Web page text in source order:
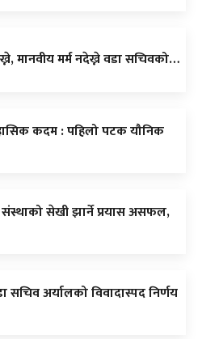
मानवीय मर्म नदेख्ने वडा सचिवको…
कदम : पहिलो पटक यौनिक
संस्थाको सेखी झार्ने प्रयास असफल,
अर्यालको विवादास्पद निर्णय